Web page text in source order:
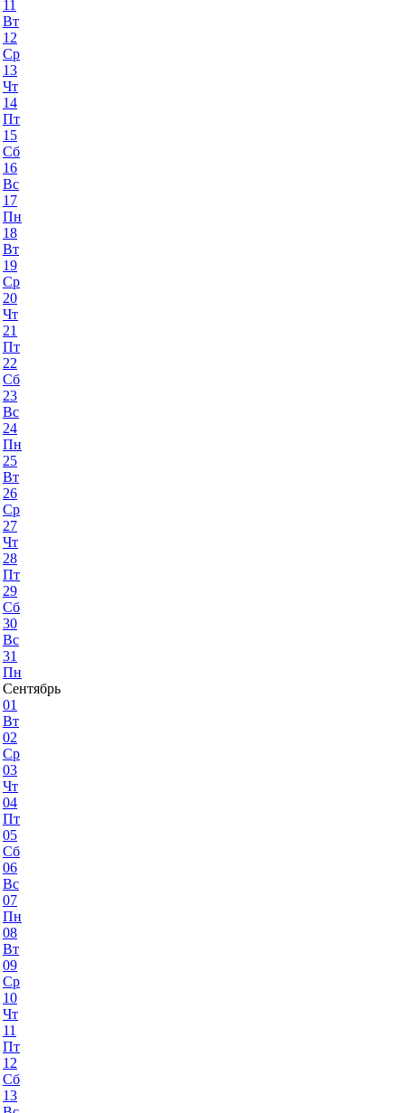
11
Вт
12
Ср
13
Чт
14
Пт
15
Сб
16
Вс
17
Пн
18
Вт
19
Ср
20
Чт
21
Пт
22
Сб
23
Вс
24
Пн
25
Вт
26
Ср
27
Чт
28
Пт
29
Сб
30
Вс
31
Пн
Сентябрь
01
Вт
02
Ср
03
Чт
04
Пт
05
Сб
06
Вс
07
Пн
08
Вт
09
Ср
10
Чт
11
Пт
12
Сб
13